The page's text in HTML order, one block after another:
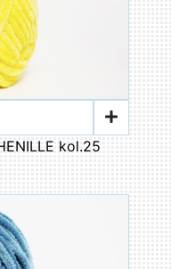
kol.25